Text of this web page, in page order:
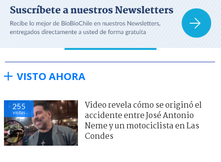
VISTO AHORA
255
visitas
Video revela cómo se originó el
accidente entre José Antonio
Neme y un motociclista en Las
Condes